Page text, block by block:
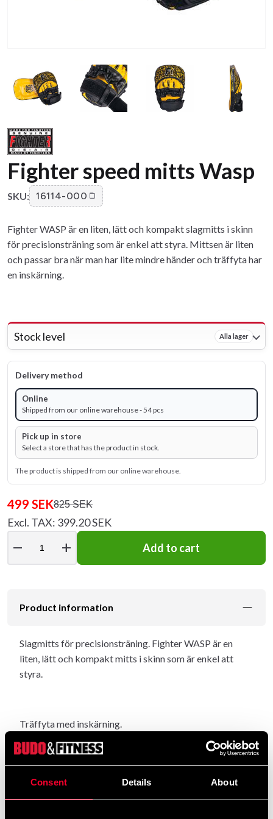
Consent Details About
Fighter speed mitts Wasp
SKU: 16114-000
Fighter WASP är en liten, lätt och kompakt slagmitts i skinn
för precisionsträning som är enkel att styra. Mittsen är liten
och passar bra när man har lite mindre händer och träffyta har
en inskärning.
Stock level Alla lager
Delivery method
Online
Shipped from our online warehouse - 54 pcs
Pick up in store
Select a store that has the product in stock.
The product is shipped from our online warehouse.
499 SEK825 SEK
Excl. TAX: 399.20 SEK
remove add Add to cart
Product information
Slagmitts för precisionsträning. Fighter WASP är en
liten, lätt och kompakt mitts i skinn som är enkel att
styra.
Träffyta med inskärning.
tillsammans med remmen över handleden gör mittsen
stabil och den hålls på plats i alla lägen.